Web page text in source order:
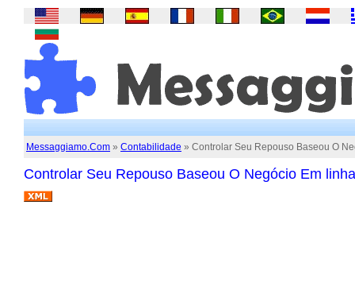
Messaggiamo.Com » Contabilidade » Controlar Seu Repouso Baseou O
Controlar Seu Repouso Baseou O Negócio Em